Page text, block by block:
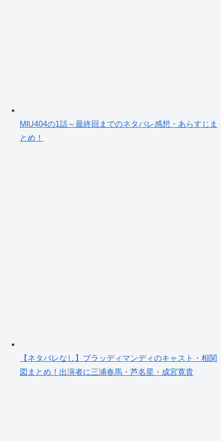
MIU404の1話～最終回までのネタバレ感想・あらすじま
とめ！
【ネタバレなし】ブラッディマンディのキャスト・相関
図まとめ！出演者に三浦春馬・芦名星・成宮寛貴